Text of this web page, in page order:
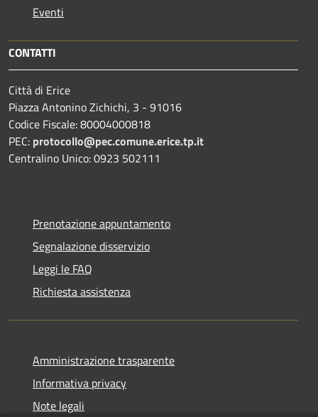
Eventi
CONTATTI
Città di Erice
Piazza Antonino Zichichi, 3 - 91016
Codice Fiscale: 80004000818
PEC: protocollo@pec.comune.erice.tp.it
Centralino Unico: 0923 502111
Prenotazione appuntamento
Segnalazione disservizio
Leggi le FAQ
Richiesta assistenza
Amministrazione trasparente
Informativa privacy
Note legali